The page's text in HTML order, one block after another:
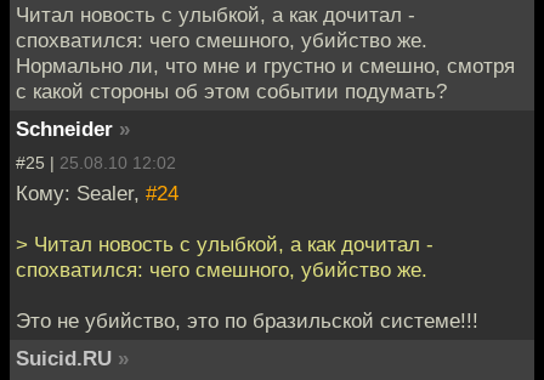
Читал новость с улыбкой, а как дочитал -
спохватился: чего смешного, убийство же.
Нормально ли, что мне и грустно и смешно, смотря
с какой стороны об этом событии подумать?
Schneider »
#25 | 25.08.10 12:02
Кому: Sealer, #24
> Читал новость с улыбкой, а как дочитал -
спохватился: чего смешного, убийство же.
Это не убийство, это по бразильской системе!!!
Suicid.RU »